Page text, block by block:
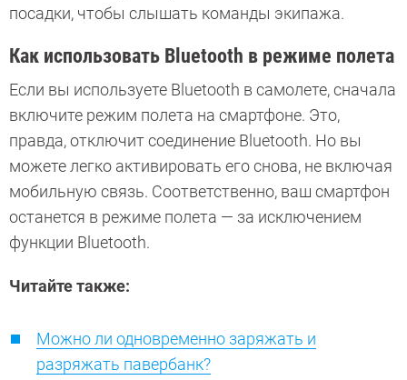
посадки, чтобы слышать команды экипажа.
Как использовать Bluetooth в режиме полета
Если вы используете Bluetooth в самолете, сначала
включите режим полета на смартфоне. Это,
правда, отключит соединение Bluetooth. Но вы
можете легко активировать его снова, не включая
мобильную связь. Соответственно, ваш смартфон
останется в режиме полета — за исключением
функции Bluetooth.
Читайте также:
Можно ли одновременно заряжать и
разряжать павербанк?